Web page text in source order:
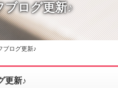
ブログ更新♪
ブログ更新♪
更新♪